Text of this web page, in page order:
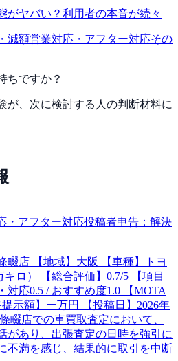
がヤバい？利用者の本音が続々
減額営業対応・アフター対応その
ちですか？
が、次に検討する人の判断材料に
・アフター対応投稿者申告： 解決
畷店 【地域】大阪 【車種】トヨ
ロ） 【総合評価】0.7/5 【項目
対応0.5 / おすすめ度1.0 【MOTA
示額】ー万円 【投稿日】2026年
畷店での車買取査定において、
があり、出張査定の日時を強引に
不満を感じ、結果的に取引を中断